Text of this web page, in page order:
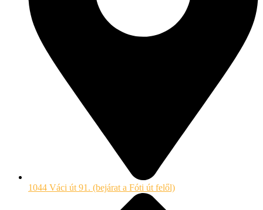
1044 Váci út 91. (bejárat a Fóti út felől)